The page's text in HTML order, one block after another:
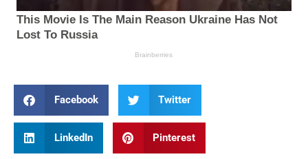
Facebook Twitter
LinkedIn Pinterest